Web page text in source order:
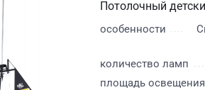
Потолочный
особенности
количество ламп
площадь освещения